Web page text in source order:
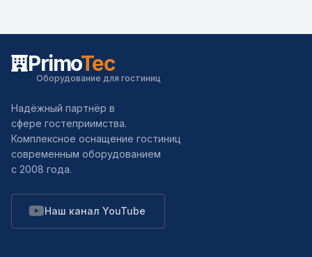
PrimoTec
Оборудование для гостиниц
Надёжный партнёр в
сфере гостеприимства.
Комплексное оснащение гостиниц
современным оборудованием
с 2008 года.
Наш канал YouTube